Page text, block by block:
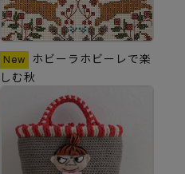
ホビーラホビーレで楽
しむ秋